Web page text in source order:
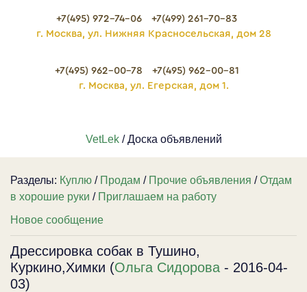
+7(495) 972-74-06
+7(499) 261-70-83
г. Москва, ул. Нижняя Красносельская, дом 28
+7(495) 962-00-78
+7(495) 962-00-81
г. Москва, ул. Егерская, дом 1.
VetLek/ Доска объявлений
Разделы: Куплю / Продам / Прочие объявления /Отдам
в хорошие руки / Приглашаем на работу
Новое сообщение
Дрессировка собак в Тушино,
Куркино,Химки (Ольга Сидорова - 2016-04-
03)